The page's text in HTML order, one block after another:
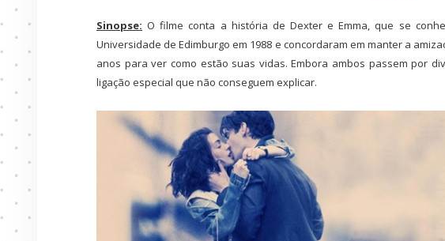
Sinopse: O filme conta a história de Dexter e Emma, que se
Universidade de Edimburgo em 1988 e concordaram em manter a
anos para ver como estão suas vidas. Embora ambos passem por
ligação especial que não conseguem explicar.